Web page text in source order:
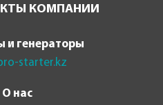
КОМПАНИИ
и генераторы
starter.kz
О нас